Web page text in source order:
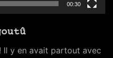
00:30
Il y en avait partout avec